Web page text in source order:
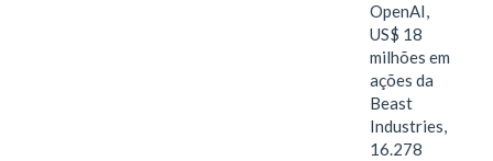
OpenAI,
US$ 18
milhões em
ações da
Beast
Industries,
16.278